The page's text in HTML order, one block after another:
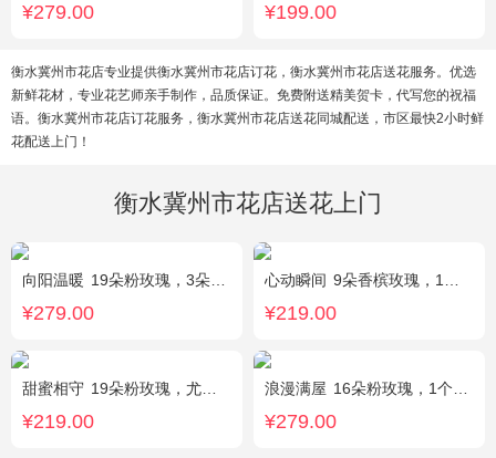
¥279.00 ¥199.00
衡水冀州市花店专业提供衡水冀州市花店订花，衡水冀州市花店送花服务。优选
新鲜花材，专业花艺师亲手制作，品质保证。免费附送精美贺卡，代写您的祝福
语。衡水冀州市花店订花服务，衡水冀州市花店送花同城配送，市区最快2小时鲜
花配送上门！
衡水冀州市花店送花上门
向阳温暖 19朵粉玫瑰，3朵向日葵，绿叶搭配
¥279.00
心动瞬间 9朵香槟玫瑰，1个蓝色绣球，1支多头白百合，桔梗、绿叶搭配
¥219.00
甜蜜相守 19朵粉玫瑰，尤加利、小花搭配
¥219.00
浪漫满屋 16朵粉玫瑰，1个粉色绣球，3个乒乓菊，桔梗、绿叶搭配
¥279.00